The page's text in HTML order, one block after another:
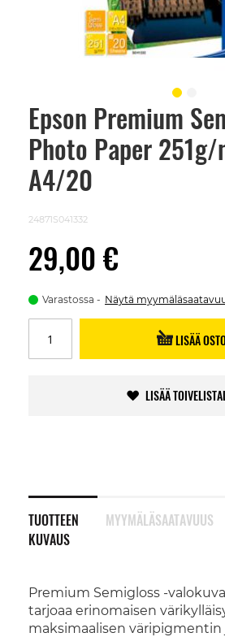
Epson Premium
Photo Paper 251g/
A4/20
24871S041332
29,00 €
Varastossa Näytä
LISÄÄ
LISÄÄ
TUOTTEEN
KUVAUS
Premium Semigloss -
tarjoaa erinomaisen
maksimaalisen väripigmentin
MYYMÄLÄSAATAVUUS
Skip
beginning
images